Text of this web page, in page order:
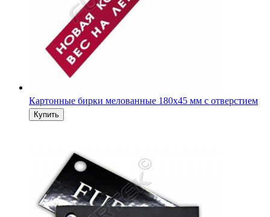
Картонные бирки мелованные 180х45 мм с отверстием